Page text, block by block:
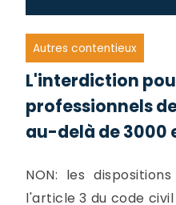
Autres contentieux
L'interdiction
professionnels
au-delà de 3000
NON: les
l'article 3 du code